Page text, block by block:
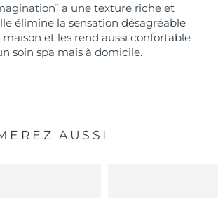
™
a une texture riche et
élimine la sensation désagréable
maison et les rend aussi confortable
soin spa mais à domicile.
AUSSI